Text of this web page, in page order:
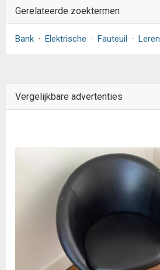
Gerelateerde zoektermen
Bank · Elektrische · Fauteuil · Leren
Vergelijkbare advertenties